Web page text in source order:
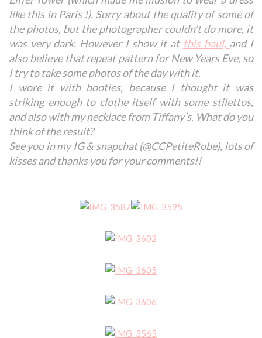
like this in Paris !). Sorry about the quality of some of
the photos, but the photographer couldn’t do more, it
was very dark. However I show it at this haul, and I
also believe that repeat pattern for New Years Eve, so
I try to take some photos of the day with it.
I wore it with booties, because I thought it was
striking enough to clothe itself with some stilettos,
and also with my necklace from Tiffany’s. What do you
think of the result?
See you in my IG & snapchat (@CCPetiteRobe), lots of
kisses and thanks you for your comments!!